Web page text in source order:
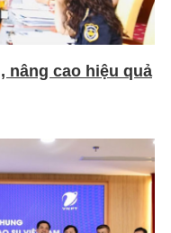
nâng cao hiệu quả